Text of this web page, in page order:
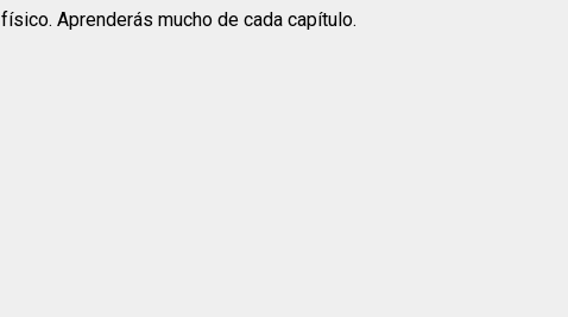
Aprenderás mucho de cada capítulo.